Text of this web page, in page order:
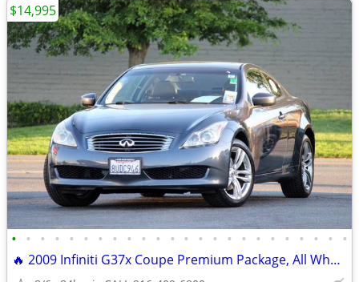
• • • • • • • • • • • • • • • • • • • • • • • •
🔥 2009 Infiniti G37x Coupe Premium Package, All Wheel Drive! 🔥
$14,995